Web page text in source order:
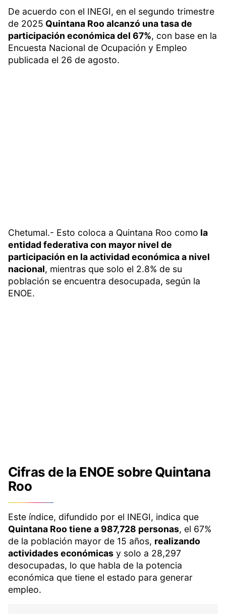
De acuerdo con el INEGI, en el segundo trimestre
de 2025 Quintana Roo alcanzó una tasa de
participación económica del 67%, con base en la
Encuesta Nacional de Ocupación y Empleo
publicada el 26 de agosto.
Chetumal.- Esto coloca a Quintana Roo como la
entidad federativa con mayor nivel de
participación en la actividad económica a nivel
nacional, mientras que solo el 2.8% de su
población se encuentra desocupada, según la
ENOE.
Cifras de la ENOE sobre Quintana
Roo
Este índice, difundido por el INEGI, indica que
Quintana Roo tiene a 987,728 personas, el 67%
de la población mayor de 15 años, realizando
actividades económicas y solo a 28,297
desocupadas, lo que habla de la potencia
económica que tiene el estado para generar
empleo.